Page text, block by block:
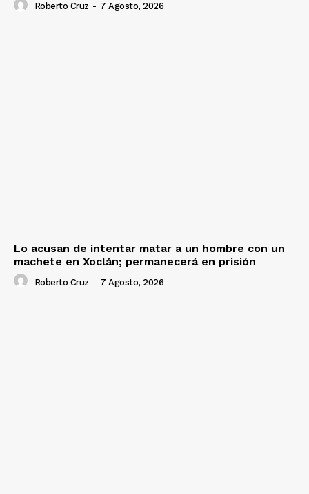
Roberto Cruz - 7 Agosto, 2026
Lo acusan de intentar matar a un hombre con un
machete en Xoclán; permanecerá en prisión
Roberto Cruz - 7 Agosto, 2026